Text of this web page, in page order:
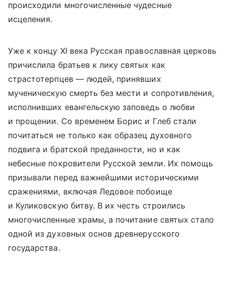
происходили многочисленные чудесные
исцеления.
Уже к концу XI века Русская православная церковь
причислила братьев к лику святых как
страстотерпцев — людей, принявших
мученическую смерть без мести и сопротивления,
исполнивших евангельскую заповедь о любви
и прощении. Со временем Борис и Глеб стали
почитаться не только как образец духовного
подвига и братской преданности, но и как
небесные покровители Русской земли. Их помощь
призывали перед важнейшими историческими
сражениями, включая Ледовое побоище
и Куликовскую битву. В их честь строились
многочисленные храмы, а почитание святых стало
одной из духовных основ древнерусского
государства.